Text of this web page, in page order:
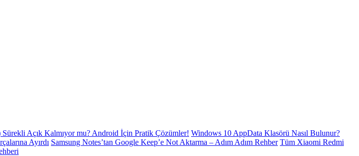
Açık Kalmıyor mu? Android İçin Pratik Çözümler! Windows 10 AppData Klasörü Nasıl Bulunur?
Ayırdı Samsung Notes’tan Google Keep’e Not Aktarma – Adım Adım Rehber Tüm Xiaomi Redmi